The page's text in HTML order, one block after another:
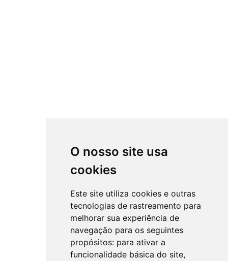
O nosso site usa
cookies
Este site utiliza cookies e outras
tecnologias de rastreamento para
melhorar sua experiência de
navegação para os seguintes
propósitos: para ativar a
funcionalidade básica do site,